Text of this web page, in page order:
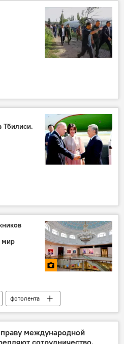
Тбилиси.
мир
фотолента
Узбекистан
международной